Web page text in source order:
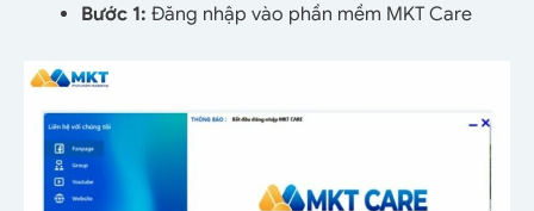
Bước 1: Đăng nhập vào phần mềm MKT Care